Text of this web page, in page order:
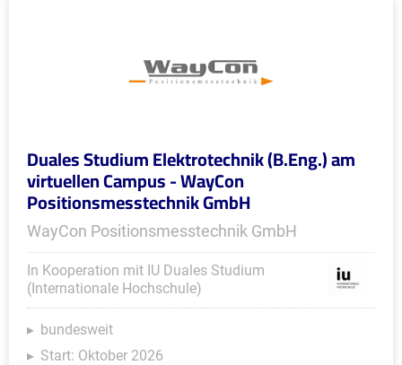
Duales Studium Elektrotechnik (B.Eng.) am
virtuellen Campus - WayCon
Positionsmesstechnik GmbH
WayCon Positionsmesstechnik GmbH
In Kooperation mit IU Duales Studium
(Internationale Hochschule)
bundesweit
Start: Oktober 2026